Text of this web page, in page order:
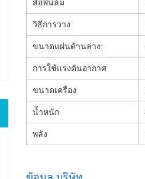
สื่อพื้นล้ม
วิธีการวาง
ขนาดแผ่นด้านล่าง:
การใช้แรงดันอากาศ
ขนาดเครื่อง
น้ำหนัก
พลัง